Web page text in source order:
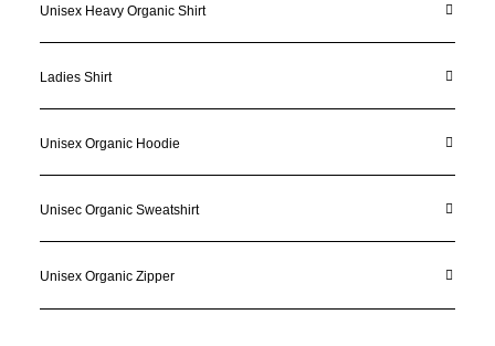
Unisex Heavy Organic Shirt
Ladies Shirt
Unisex Organic Hoodie
Unisec Organic Sweatshirt
Unisex Organic Zipper